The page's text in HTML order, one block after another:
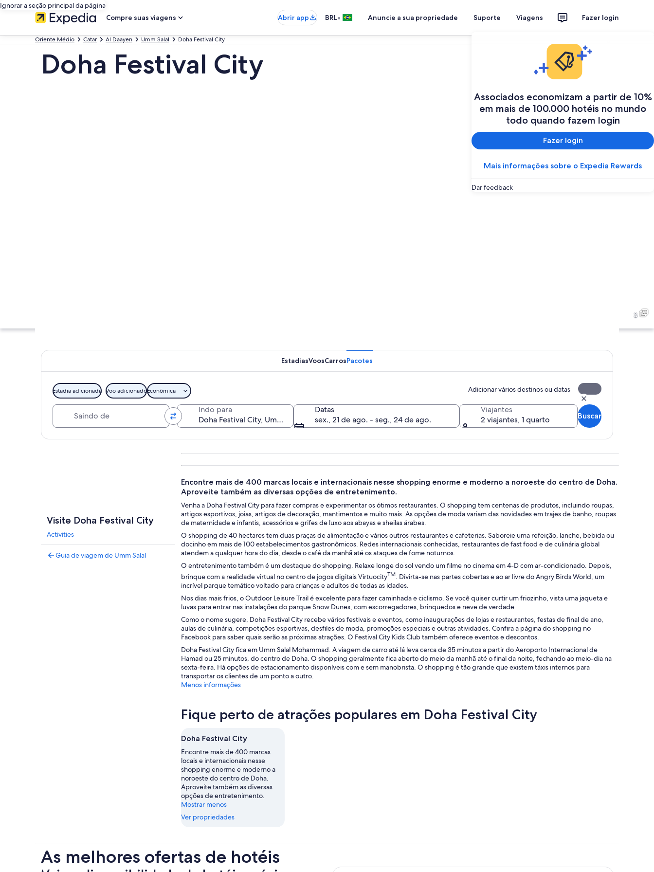
Ignorar a seção principal da página
Compre suas viagens
Abrir app BRL• Anuncie a sua propriedade Suporte Viagens Fazer login
Associados economizam a partir de 10%
em mais de 100.000 hotéis no mundo
todo quando fazem login
Fazer login
Mais informações sobre o Expedia Rewards
Dar feedback
Oriente Médio Catar Al Daayen Umm Salal Doha Festival City
Doha Festival City
Um shopping moderno com um amplo teto de vidro e uma escultura esférica que reflete o interior.
Um grande centro comercial com
3
EstadiasVoosCarrosPacotes
Estadia adicionada Voo adicionadoEconômica Adicionar vários destinos ou datas
Indo para
Datas
sex., 21 de ago. - seg., 24 de ago.
Viajantes
2 viajantes, 1 quarto
Buscar
Visite Doha Festival City
Activities
Guia de viagem de Umm Salal
Encontre mais de 400 marcas locais e internacionais nesse shopping enorme e moderno a noroeste do centro de Doha.
Aproveite também as diversas opções de entretenimento.
Venha a Doha Festival City para fazer compras e experimentar os ótimos restaurantes. O shopping tem centenas de produtos, incluindo roupas,
artigos esportivos, joias, artigos de decoração, mantimentos e muito mais. As opções de moda variam das novidades em trajes de banho, roupas
de maternidade e infantis, acessórios e grifes de luxo aos abayas e sheilas árabes.
O shopping de 40 hectares tem duas praças de alimentação e vários outros restaurantes e cafeterias. Saboreie uma refeição, lanche, bebida ou
docinho em mais de 100 estabelecimentos gastronômicos. Redes internacionais conhecidas, restaurantes de fast food e de culinária global
atendem a qualquer hora do dia, desde o café da manhã até os ataques de fome noturnos.
O entretenimento também é um destaque do shopping. Relaxe longe do sol vendo um filme no cinema em 4-D com ar-condicionado. Depois,
brinque com a realidade virtual no centro de jogos digitais VirtuocityTM. Divirta-se nas partes cobertas e ao ar livre do Angry Birds World, um
incrível parque temático voltado para crianças e adultos de todas as idades.
Nos dias mais frios, o Outdoor Leisure Trail é excelente para fazer caminhada e ciclismo. Se você quiser curtir um friozinho, vista uma jaqueta e
luvas para entrar nas instalações do parque Snow Dunes, com escorregadores, brinquedos e neve de verdade.
Como o nome sugere, Doha Festival City recebe vários festivais e eventos, como inaugurações de lojas e restaurantes, festas de final de ano,
aulas de culinária, competições esportivas, desfiles de moda, promoções especiais e outras atividades. Confira a página do shopping no
Facebook para saber quais serão as próximas atrações. O Festival City Kids Club também oferece eventos e descontos.
Doha Festival City fica em Umm Salal Mohammad. A viagem de carro até lá leva cerca de 35 minutos a partir do Aeroporto Internacional de
Hamad ou 25 minutos, do centro de Doha. O shopping geralmente fica aberto do meio da manhã até o final da noite, fechando ao meio-dia na
sexta-feira. Há opções de estacionamento disponíveis com e sem manobrista. O shopping é tão grande que existem táxis internos para
transportar os clientes de um ponto a outro.
Menos informações
Fique perto de atrações populares em Doha Festival City
Doha Festival City
Encontre mais de 400 marcas
locais e internacionais nesse
shopping enorme e moderno a
noroeste do centro de Doha.
Aproveite também as diversas
opções de entretenimento.
Mostrar menos
Ver propriedades
As melhores ofertas de hotéis